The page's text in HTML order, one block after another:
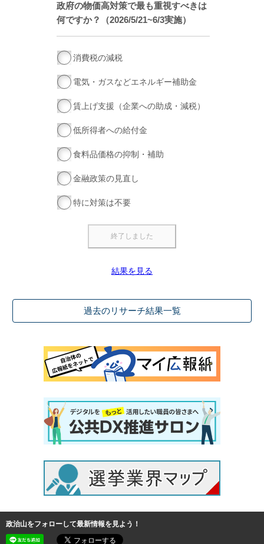
政府の物価高対策で最も重視すべきは
何ですか？（2026/5/21~6/3実施）
消費税の減税
電気・ガスなどエネルギー補助金
賃上げ支援（企業への助成・減税）
低所得者への給付金
食料品価格の抑制・補助
金融政策の見直し
特に対策は不要
結果を見る
過去のリサーチ結果一覧
政治山をフォローして最新情報を見よう！